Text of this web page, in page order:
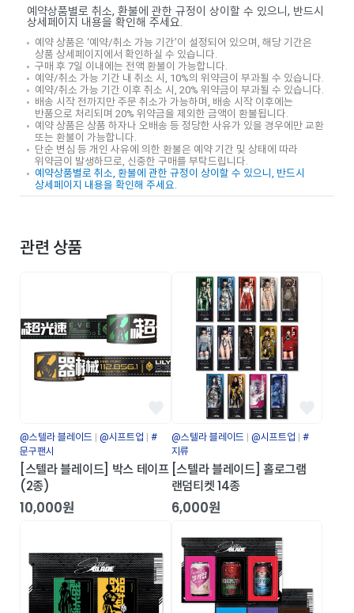
예약상품별로 취소, 환불에 관한 규정이 상이할 수 있으니, 반드시
상세페이지 내용을 확인해 주세요.
예약 상품은 ‘예약/취소 가능 기간’이 설정되어 있으며, 해당 기간은
상품 상세페이지에서 확인하실 수 있습니다.
구매 후 7일 이내에는 전액 환불이 가능합니다.
예약/취소 가능 기간 내 취소 시, 10%의 위약금이 부과될 수 있습니다.
예약/취소 가능 기간 이후 취소 시, 20% 위약금이 부과될 수 있습니다.
배송 시작 전까지만 주문 취소가 가능하며, 배송 시작 이후에는
반품으로 처리되며 20% 위약금을 제외한 금액이 환불됩니다.
예약 상품은 상품 하자나 오배송 등 정당한 사유가 있을 경우에만 교환
또는 환불이 가능합니다.
단순 변심 등 개인 사유에 의한 환불은 예약 기간 및 상태에 따라
위약금이 발생하므로, 신중한 구매를 부탁드립니다.
예약상품별로 취소, 환불에 관한 규정이 상이할 수 있으니, 반드시
상세페이지 내용을 확인해 주세요.
관련 상품
@스텔라 블레이드 @시프트업
#
문구팬시
[스텔라 블레이드] 박스 테이프
(2종)
10,000원
@스텔라 블레이드 @시프트업
#
지류
[스텔라 블레이드] 홀로그램
랜덤티켓 14종
6,000원